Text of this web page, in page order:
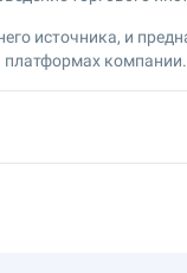
источника, и
платформах компании.